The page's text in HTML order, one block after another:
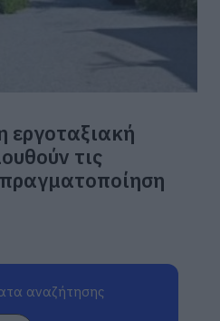
εργοταξιακή
τις
πραγματοποίηση
αναζήτησης